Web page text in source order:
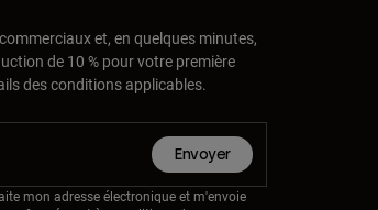
et, en quelques minutes,
de 10 % pour votre première
des conditions applicables.
Envoyer
mon adresse électronique et m'envoie